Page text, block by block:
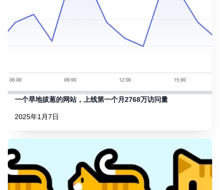
一个旱地拔葱的网站，上线第一个月2768万访问量
2025年1月7日